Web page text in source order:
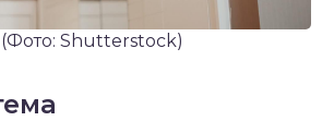
(Фото: Shutterstock)